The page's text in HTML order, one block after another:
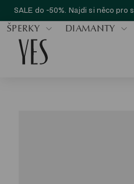
SALE do -50%. Najdi si něco pro
ŠPERKY DIAMANTY